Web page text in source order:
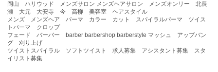
岡山 ハリウッド メンズサロン メンズヘアサロン メンズオンリー 北長
瀬 大元 大安寺 今 高柳 美容室 ヘアスタイル
メンズ メンズヘア パーマ カラー カット スパイラルパーマ ツイス
トパーマ クロップ
フェード バーバー barber barbershop barberstyle マッシュ アップバン
グ 刈り上げ
ツイストスパイラル ソフトツイスト 求人募集 アシスタント募集 スタ
イリスト募集